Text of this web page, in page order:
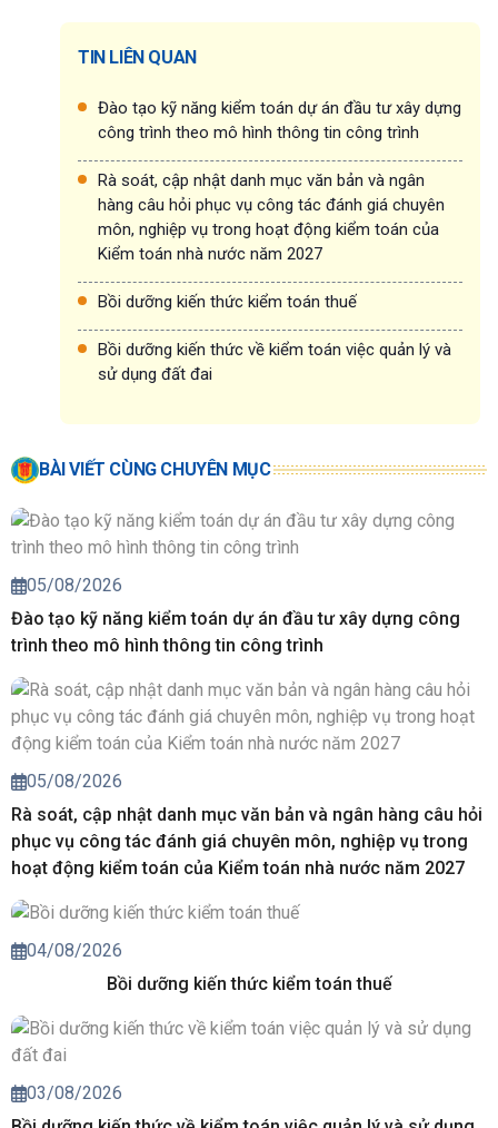
TIN LIÊN QUAN
Đào tạo kỹ năng kiểm toán dự án đầu tư xây dựng
công trình theo mô hình thông tin công trình
Rà soát, cập nhật danh mục văn bản và ngân
hàng câu hỏi phục vụ công tác đánh giá chuyên
môn, nghiệp vụ trong hoạt động kiểm toán của
Kiểm toán nhà nước năm 2027
Bồi dưỡng kiến thức kiểm toán thuế
Bồi dưỡng kiến thức về kiểm toán việc quản lý và
sử dụng đất đai
BÀI VIẾT CÙNG CHUYÊN MỤC
05/08/2026
Đào tạo kỹ năng kiểm toán dự án đầu tư xây dựng công
trình theo mô hình thông tin công trình
05/08/2026
Rà soát, cập nhật danh mục văn bản và ngân hàng câu hỏi
phục vụ công tác đánh giá chuyên môn, nghiệp vụ trong
hoạt động kiểm toán của Kiểm toán nhà nước năm 2027
04/08/2026
Bồi dưỡng kiến thức kiểm toán thuế
03/08/2026